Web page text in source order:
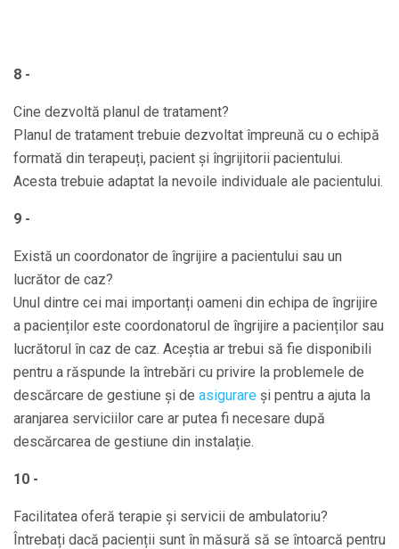
8 -
Cine dezvoltă planul de tratament?
Planul de tratament trebuie dezvoltat împreună cu o echipă
formată din terapeuți, pacient și îngrijitorii pacientului.
Acesta trebuie adaptat la nevoile individuale ale pacientului.
9 -
Există un coordonator de îngrijire a pacientului sau un
lucrător de caz?
Unul dintre cei mai importanți oameni din echipa de îngrijire
a pacienților este coordonatorul de îngrijire a pacienților sau
lucrătorul în caz de caz. Aceștia ar trebui să fie disponibili
pentru a răspunde la întrebări cu privire la problemele de
descărcare de gestiune și de asigurare și pentru a ajuta la
aranjarea serviciilor care ar putea fi necesare după
descărcarea de gestiune din instalație.
10 -
Facilitatea oferă terapie și servicii de ambulatoriu?
Întrebați dacă pacienții sunt în măsură să se întoarcă pentru